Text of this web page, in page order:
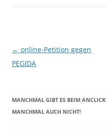
Beitragsnavigation
← online-Petition gegen
PEGIDA
MANCHMAL GIBT ES BEIM
MANCHMAL AUCH NICHT!